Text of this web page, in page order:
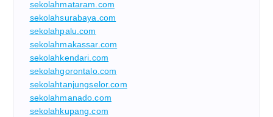
sekolahmataram.com
sekolahsurabaya.com
sekolahpalu.com
sekolahmakassar.com
sekolahkendari.com
sekolahgorontalo.com
sekolahtanjungselor.com
sekolahmanado.com
sekolahkupang.com